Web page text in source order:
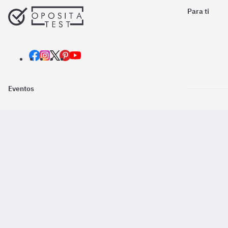
Para ti
Eventos